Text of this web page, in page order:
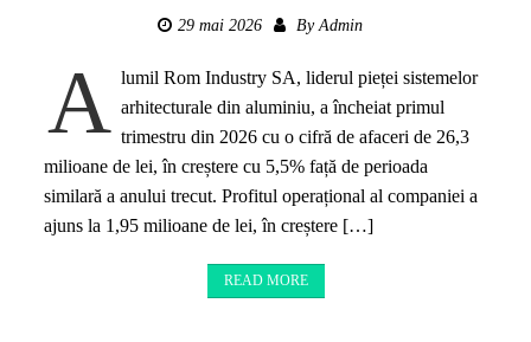
29 mai 2026 ByAdmin
A lumil Rom Industry SA, liderul pieței sistemelor
arhitecturale din aluminiu, a încheiat primul
trimestru din 2026 cu o cifră de afaceri de 26,3
milioane de lei, în creștere cu 5,5% față de perioada
similară a anului trecut. Profitul operațional al companiei a
ajuns la 1,95 milioane de lei, în creștere […]
READ MORE